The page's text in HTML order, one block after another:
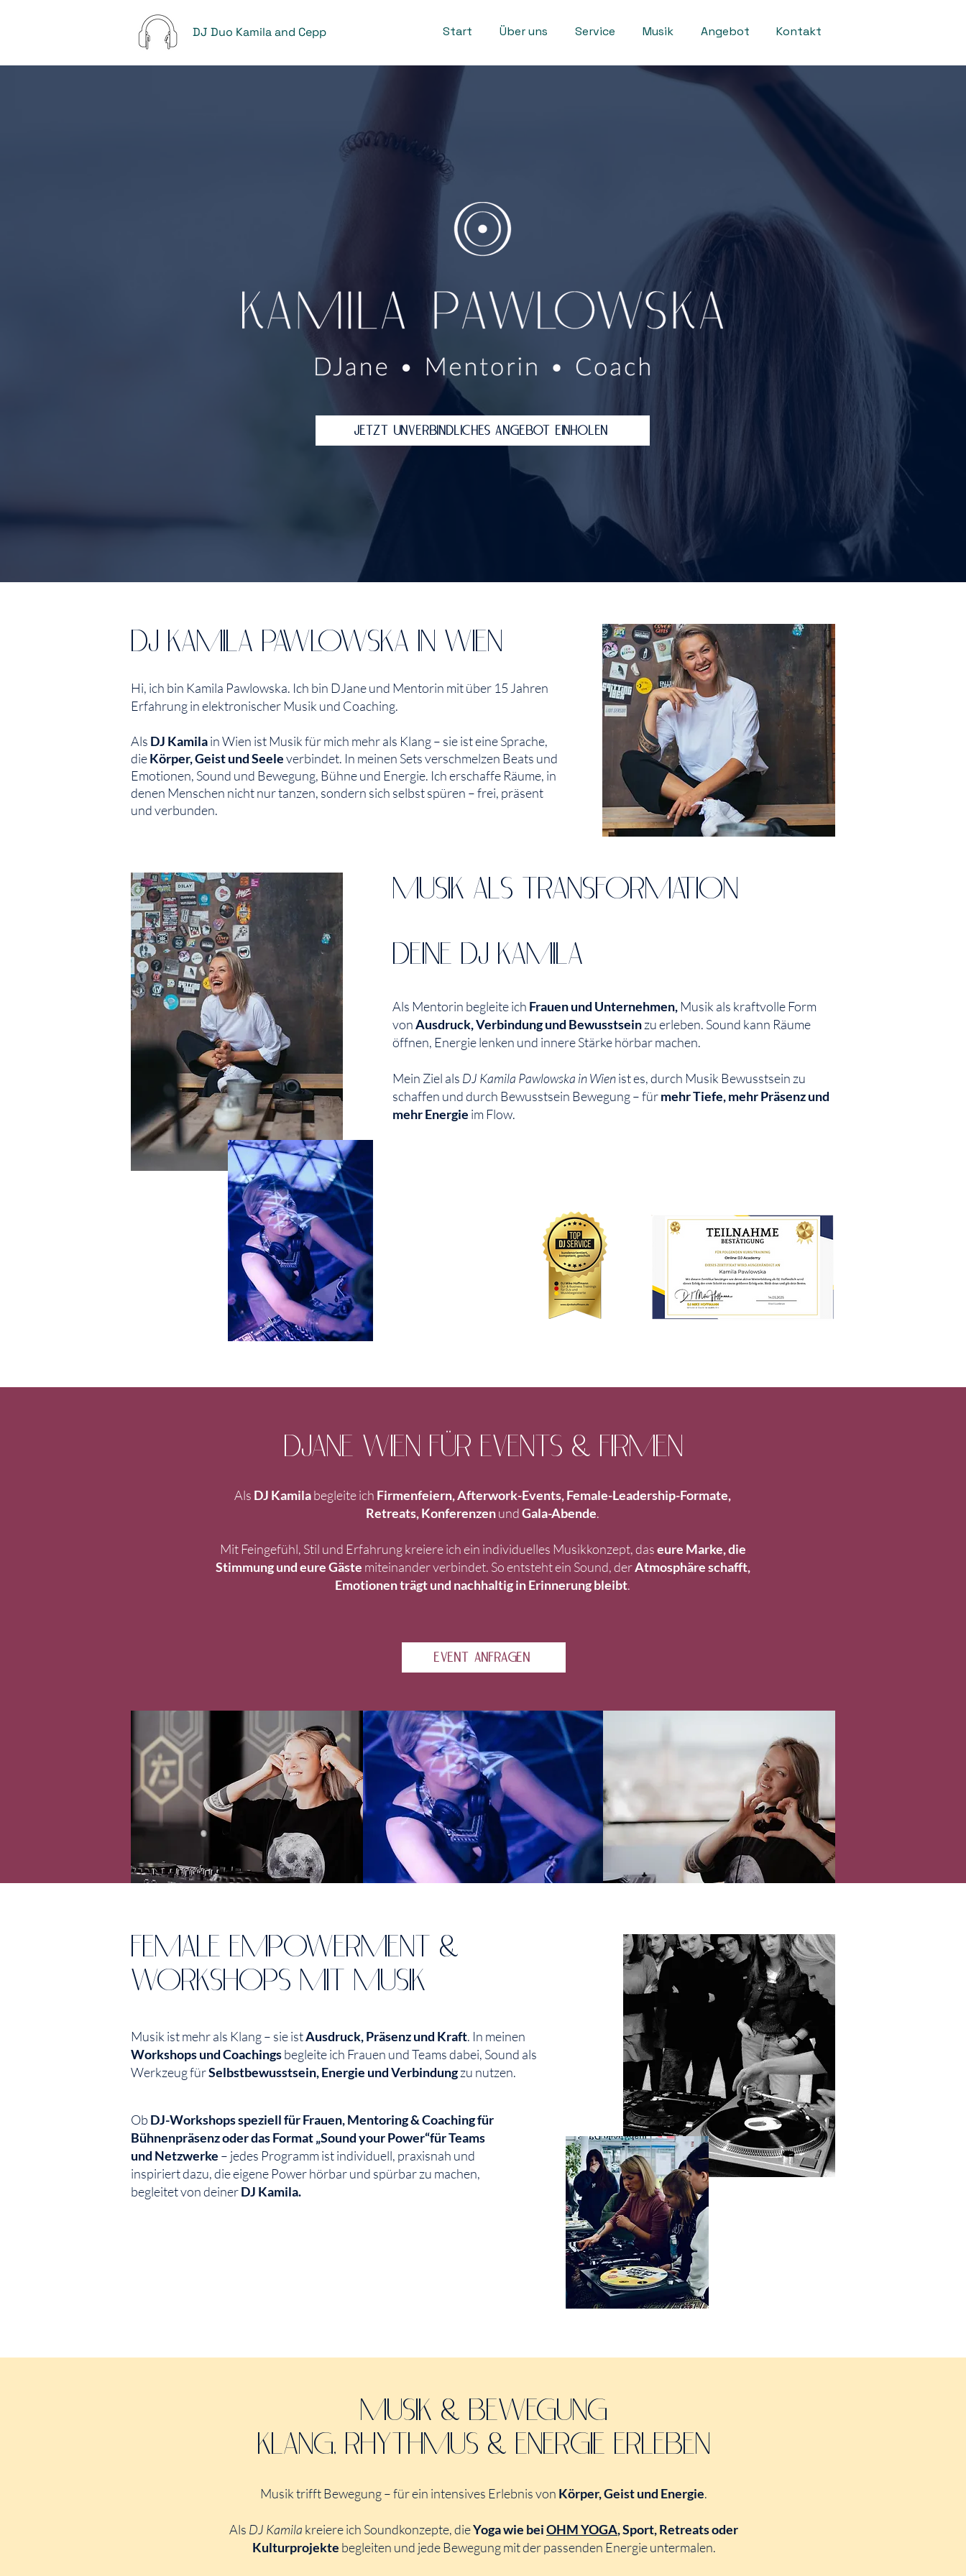
DJ Duo Kamila and Cepp Start Über uns Service Musik Angebot Kontakt
JETZT UNVERBINDLICHES ANGEBOT EINHOLEN
DJ KAMILA PAWLOWSKA IN WIEN
Hi, ich bin Kamila Pawlowska. Ich bin DJane und Mentorin mit über 15 Jahren
Erfahrung in elektronischer Musik und Coaching.
Als DJ Kamilain Wien ist Musik für mich mehr als Klang – sie ist eine Sprache,
dieKörper, Geist und Seeleverbindet. In meinen Sets verschmelzen Beats und
Emotionen, Sound und Bewegung, Bühne und Energie. Ich erschaffe Räume, in
denen Menschen nicht nur tanzen, sondern sich selbst spüren – frei, präsent
und verbunden.
MUSIK ALS TRANSFORMATION
DEINE DJ KAMILA
Als Mentorin begleite ich Frauen und Unternehmen,Musik als kraftvolle Form
vonAusdruck, Verbindung und Bewusstseinzu erleben. Sound kann Räume
öffnen, Energie lenken und innere Stärke hörbar machen.
Mein Ziel als DJ Kamila Pawlowska in Wienist es, durch Musik Bewusstsein zu
schaffen und durch Bewusstsein Bewegung – fürmehr Tiefe, mehr Präsenz und
mehr Energie im Flow.
DJANE WIEN FÜR EVENTS & FIRMEN
Als DJ Kamilabegleite ich Firmenfeiern, Afterwork-Events, Female-Leadership-Formate,
Retreats, KonferenzenundGala-Abende.
Mit Feingefühl, Stil und Erfahrung kreiere ich ein individuelles Musikkonzept, daseure Marke, die
Stimmung und eure Gäste miteinander verbindet. So entsteht ein Sound, derAtmosphäre schafft,
Emotionen trägt und nachhaltig in Erinnerung bleibt.
EVENT ANFRAGEN
FEMALE EMPOWERMENT &
WORKSHOPS MIT MUSIK
Musik ist mehr als Klang – sie istAusdruck, Präsenz und Kraft. In meinen
Workshops und Coachingsbegleite ich Frauen und Teams dabei, Sound als
Werkzeug fürSelbstbewusstsein, Energie und Verbindungzu nutzen.
Ob DJ-Workshops speziell für Frauen, Mentoring & Coaching für
Bühnenpräsenz oder das Format „Sound your Power“für Teams
und Netzwerke – jedes Programm ist individuell, praxisnah und
inspiriert dazu, die eigene Power hörbar und spürbar zu machen,
begleitet von deinerDJ Kamila.
MUSIK & BEWEGUNG
KLANG, RHYTHMUS & ENERGIE ERLEBEN
Musik trifft Bewegung – für ein intensives Erlebnis von Körper, Geist und Energie.
Als DJ Kamila kreiere ich Soundkonzepte, dieYoga wie beiOHM YOGA, Sport, Retreats oder
Kulturprojekte begleiten und jede Bewegung mit der passenden Energie untermalen.